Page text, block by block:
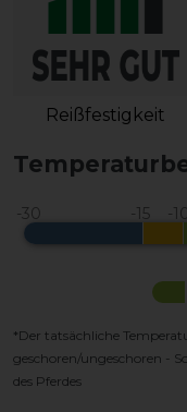
Reißfestigkeit
*Der tatsächliche
geschoren/ungeschoren -
des Pferdes